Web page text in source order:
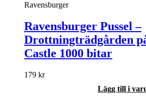
Ravensburger
Ravensburger Pussel –
Drottningträdgården
Castle 1000 bitar
179 kr
Lägg till i